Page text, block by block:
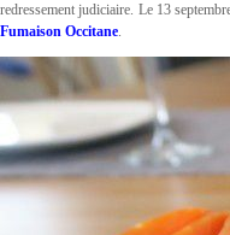
redressement judiciaire. Le 13
Fumaison Occitane.